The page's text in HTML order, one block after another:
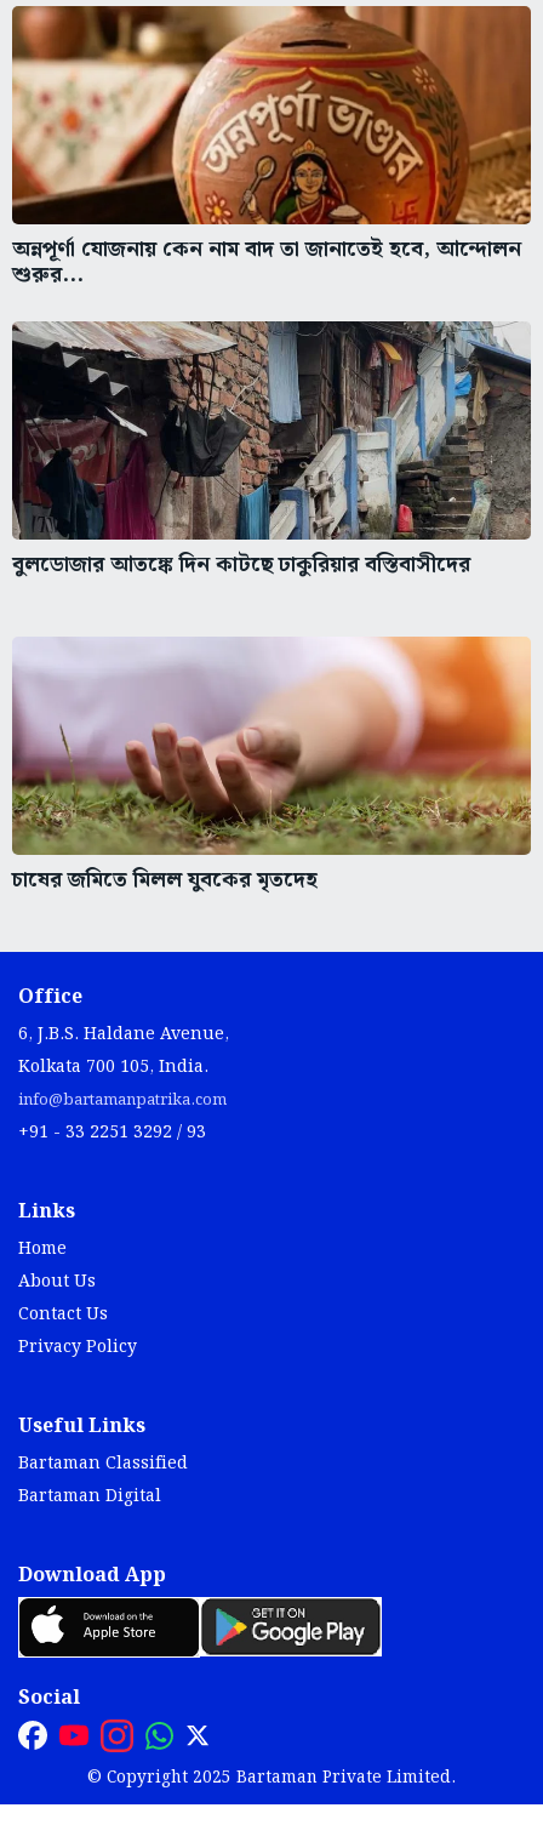
অন্নপূর্ণা যোজনায় কেন নাম বাদ তা জানাতেই হবে, আন্দোলন
শুরুর...
বুলডোজার আতঙ্কে দিন কাটছে ঢাকুরিয়ার বস্তিবাসীদের
চাষের জমিতে মিলল যুবকের মৃতদেহ
Office
6, J.B.S. Haldane Avenue,
Kolkata 700 105, India.
info@bartamanpatrika.com
+91 - 33 2251 3292 / 93
Links
Home
About Us
Contact Us
Privacy Policy
Useful Links
Bartaman Classified
Bartaman Digital
Download App
Social
© Copyright 2025 Bartaman Private Limited.